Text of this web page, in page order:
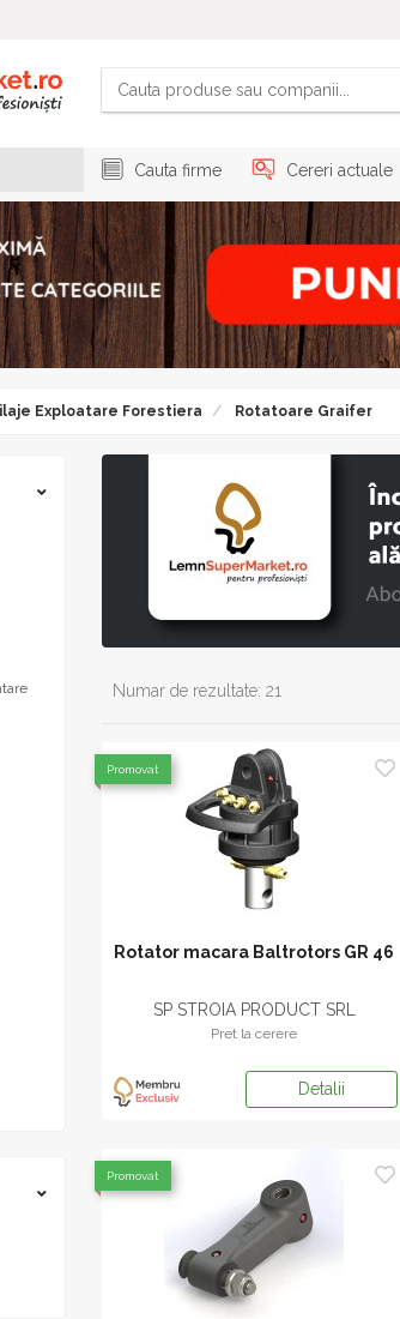
Cauta firme Cereri actuale
Exploatare Forestiera Rotatoare Graifer
Numar de rezultate: 21
Rotator macara Baltrotors GR 46
SP STROIA PRODUCT SRL
Pret la cerere
Detalii
Promovat
Promovat